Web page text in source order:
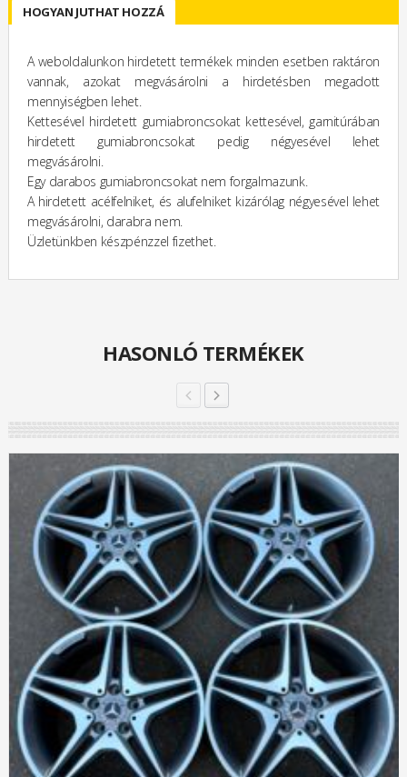
HOGYAN JUTHAT HOZZÁ
A weboldalunkon hirdetett termékek minden esetben raktáron
vannak, azokat megvásárolni a hirdetésben megadott
mennyiségben lehet.
Kettesével hirdetett gumiabroncsokat kettesével, garnitúrában
hirdetett gumiabroncsokat pedig négyesével lehet
megvásárolni.
Egy darabos gumiabroncsokat nem forgalmazunk.
A hirdetett acélfelniket, és alufelniket kizárólag négyesével lehet
megvásárolni, darabra nem.
Üzletünkben készpénzzel fizethet.
HASONLÓ TERMÉKEK